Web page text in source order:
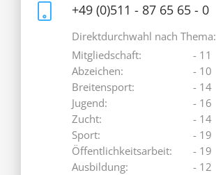
+49 (0)511 - 87 65 65 - 0
Direktdurchwahl nach Thema:
Mitgliedschaft:
Abzeichen:
Breitensport:
Jugend:
Zucht:
Sport:
Öffentlichkeitsarbeit:
Ausbildung:
- 11
- 10
- 14
- 16
- 14
- 19
- 19
- 12